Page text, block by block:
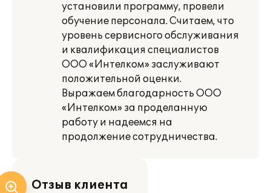
установили программу, провели
обучение персонала. Считаем, что
уровень сервисного обслуживания
и квалификация специалистов
ООО «Интелком» заслуживают
положительной оценки.
Выражаем благодарность ООО
«Интелком» за проделанную
работу и надеемся на
продолжение сотрудничества.
Отзыв клиента